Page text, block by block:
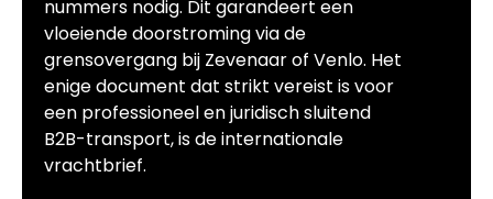
nummers nodig. Dit garandeert een
vloeiende doorstroming via de
grensovergang bij Zevenaar of Venlo. Het
enige document dat strikt vereist is voor
een professioneel en juridisch sluitend
B2B-transport, is de internationale
vrachtbrief.